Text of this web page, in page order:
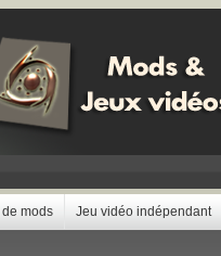
mods Jeu vidéo indépendant